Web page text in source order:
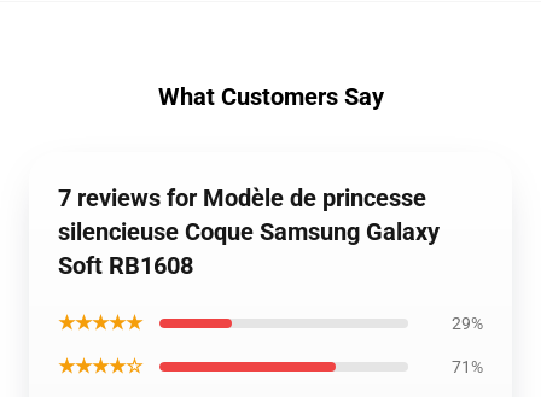
What Customers Say
7 reviews for Modèle de princesse
silencieuse Coque Samsung Galaxy
Soft RB1608
★★★★★ 29%
★★★★☆ 71%